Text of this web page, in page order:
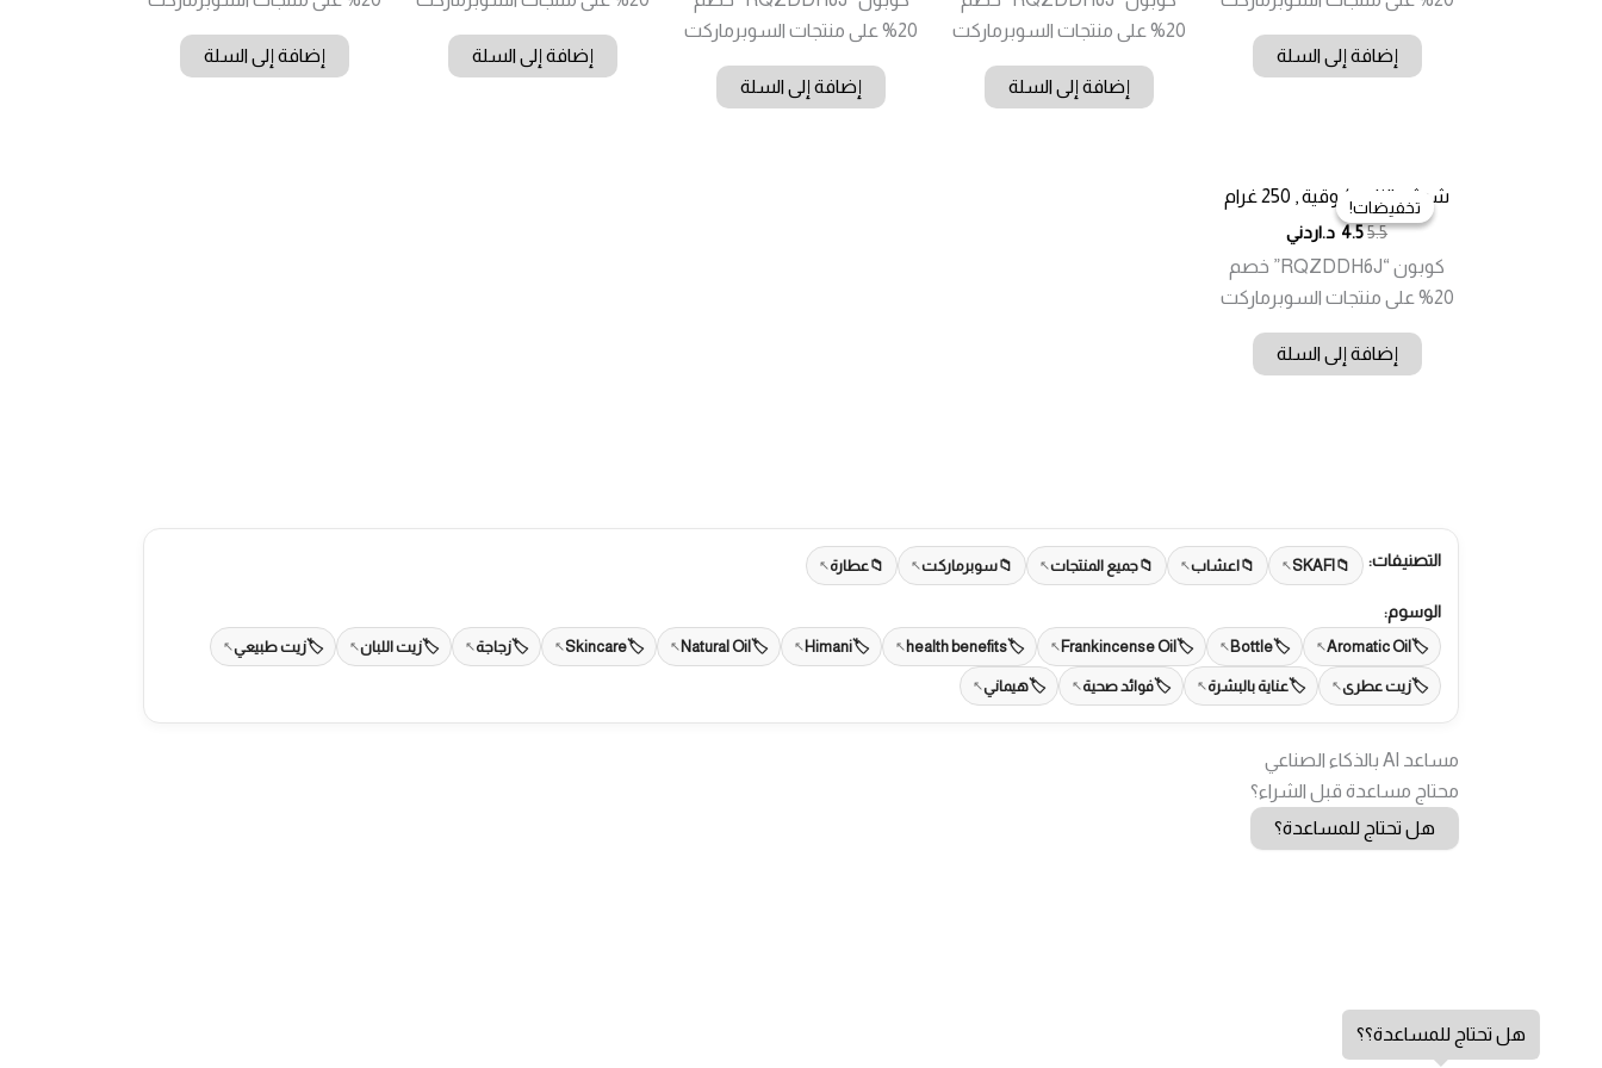
إضافة إلى السلة
20% على منتجات السوبرماركت
إضافة إلى السلة
20% على منتجات السوبرماركت
إضافة إلى السلة
إضافة إلى السلة إضافة إلى السلة
تخفيضات!
تخفيضات!
شرش الزلوع / وقية , 250 غرام
5.5
4.5 د.اردني
كوبون “RQZDDH6J” خصم
20% على منتجات السوبرماركت
إضافة إلى السلة
التصنيفات: SKAFI اعشاب جميع المنتجات سوبرماركت عطارة
الوسوم:
Aromatic Oil
Bottle
Frankincense Oil
health benefits
Himani
Natural Oil
Skincare زجاجة زيت اللبان زيت طبيعي
زيت عطرى عناية بالبشرة فوائد صحية هيماني
مساعد AI بالذكاء الصناعي
محتاج مساعدة قبل الشراء؟
هل تحتاج للمساعدة؟
هل تحتاج للمساعدة؟؟